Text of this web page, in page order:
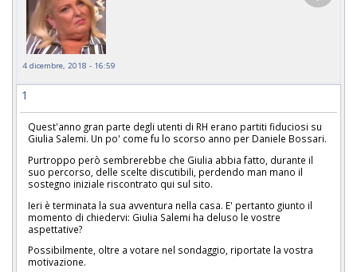
4 dicembre, 2018 - 16:59
1
Quest'anno gran parte degli utenti di RH erano partiti fiduciosi su
Giulia Salemi. Un po' come fu lo scorso anno per Daniele Bossari.
Purtroppo però sembrerebbe che Giulia abbia fatto, durante il
suo percorso, delle scelte discutibili, perdendo man mano il
sostegno iniziale riscontrato qui sul sito.
Ieri è terminata la sua avventura nella casa. E' pertanto giunto il
momento di chiedervi: Giulia Salemi ha deluso le vostre
aspettative?
Possibilmente, oltre a votare nel sondaggio, riportate la vostra
motivazione.